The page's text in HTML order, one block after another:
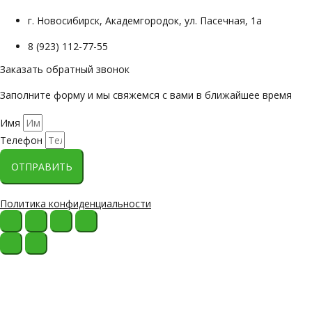
г. Новосибирск, Академгородок, ул. Пасечная, 1а
8 (923) 112-77-55
Заказать обратный звонок
Заполните форму и мы свяжемся с вами в ближайшее время
Имя
Телефон
ОТПРАВИТЬ
Политика конфиденциальности